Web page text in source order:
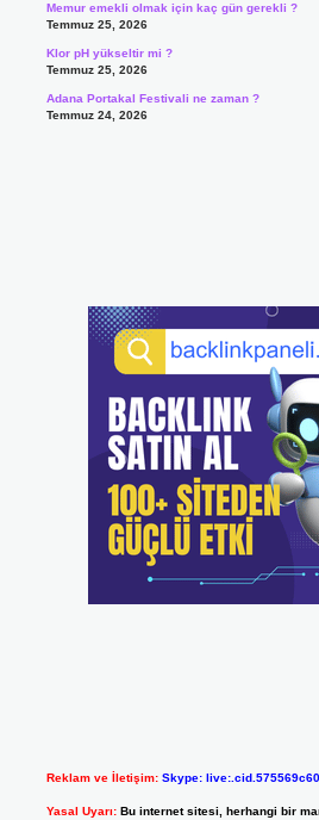
Memur emekli olmak için kaç gün gerekli ?
Temmuz 25, 2026
Klor pH yükseltir mi ?
Temmuz 25, 2026
Adana Portakal Festivali ne zaman ?
Temmuz 24, 2026
Reklam ve İletişim: Skype:
Yasal Uyarı: Bu internet sitesi, herhangi bir